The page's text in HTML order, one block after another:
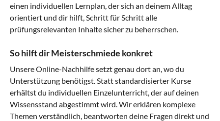
einen individuellen Lernplan, der sich an deinem Alltag
orientiert und dir hilft, Schritt für Schritt alle
prüfungsrelevanten Inhalte sicher zu beherrschen.
So hilft dir Meisterschmiede konkret
Unsere Online-Nachhilfe setzt genau dort an, wo du
Unterstützung benötigst. Statt standardisierter Kurse
erhältst du individuellen Einzelunterricht, der auf deinen
Wissensstand abgestimmt wird. Wir erklären komplexe
Themen verständlich, beantworten deine Fragen direkt und